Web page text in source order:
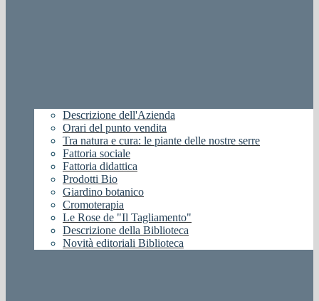
Descrizione dell'Azienda
Orari del punto vendita
Tra natura e cura: le piante delle nostre serre
Fattoria sociale
Fattoria didattica
Prodotti Bio
Giardino botanico
Cromoterapia
Le Rose de "Il Tagliamento"
Descrizione della Biblioteca
Novità editoriali Biblioteca